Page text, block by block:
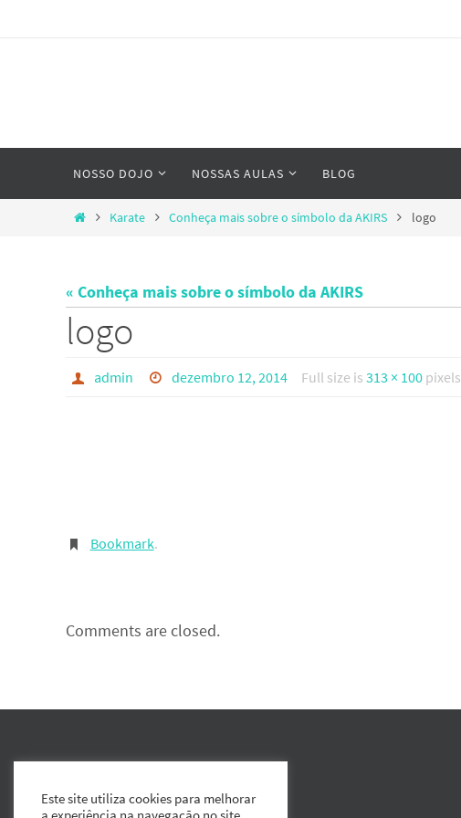
content
NOSSO DOJO NOSSAS AULAS BLOG
HomeKarate Conheça mais sobre o símbolo da AKIRS logo
« Conheça mais sobre o símbolo da AKIRS
logo
admin dezembro 12, 2014 Full size is313 × 100 pixels
Bookmark.
Comments are closed.
Este site utiliza cookies para melhorar